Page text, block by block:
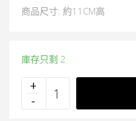
商品尺寸: ​約11CM高
庫存只剩 2